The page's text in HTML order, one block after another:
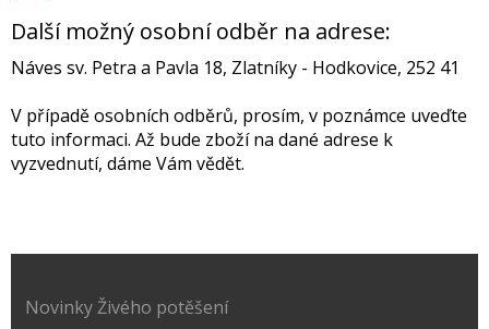
Další možný osobní odběr na adrese:
Náves sv. Petra a Pavla 18, Zlatníky - Hodkovice, 252 41
V případě osobních odběrů, prosím, v poznámce uveďte
tuto informaci. Až bude zboží na dané adrese k
vyzvednutí, dáme Vám vědět.
Novinky Živého potěšení